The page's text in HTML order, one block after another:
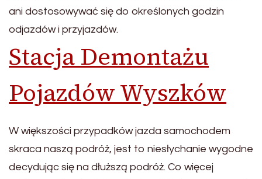
ani dostosowywać się do określonych godzin
odjazdów i przyjazdów.
Stacja Demontażu
Pojazdów Wyszków
W większości przypadków jazda samochodem
skraca naszą podróż, jest to niesłychanie wygodne
decydując się na dłuższą podróż. Co więcej